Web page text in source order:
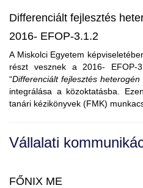
Differenciált fejlesztés
2016- EFOP-3.1.2
A Miskolci Egyetem
részt vesznek a 2016- EFOP-
“Differenciált fejlesztés
integrálása a közoktatásba.
tanári kézikönyvek (FMK)
Vállalati
FŐNIX ME